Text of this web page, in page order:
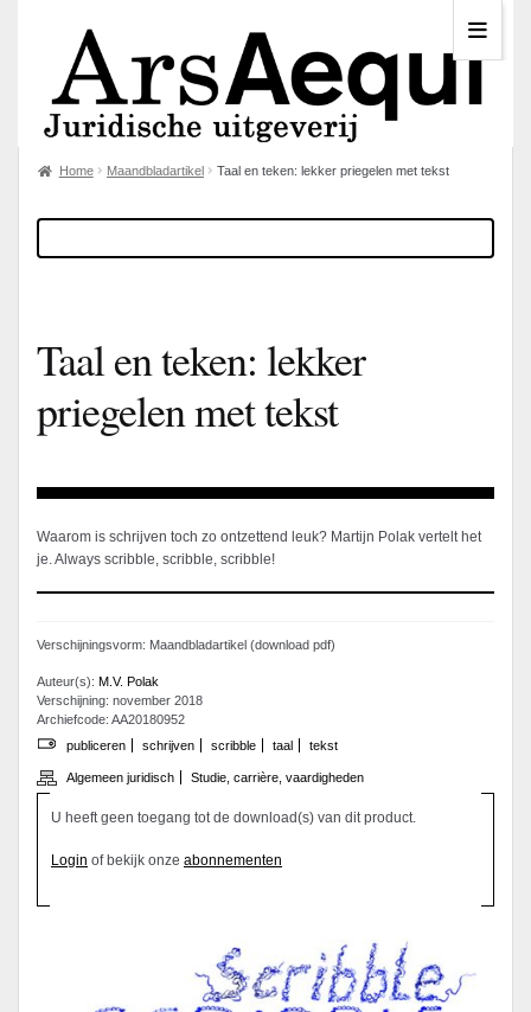
Home Maandbladartikel Taal en teken: lekker priegelen met tekst
Taal en teken: lekker
priegelen met tekst
Waarom is schrijven toch zo ontzettend leuk? Martijn Polak vertelt het
je. Always scribble, scribble, scribble!
Verschijningsvorm: Maandbladartikel (download pdf)
Auteur(s): M.V. Polak
Verschijning: november 2018
Archiefcode: AA20180952
publiceren
schrijven scribble taal tekst
Algemeen juridisch Studie, carrière, vaardigheden
U heeft geen toegang tot de download(s) van dit product.
Login of bekijk onze abonnementen